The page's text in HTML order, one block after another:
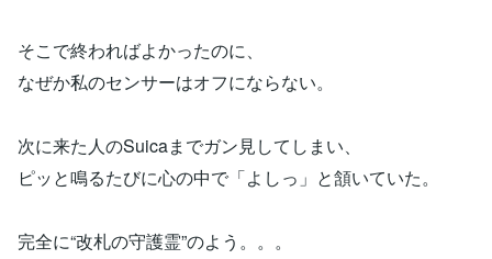
そこで終わればよかったのに、
なぜか私のセンサーはオフにならない。
次に来た人のSuicaまでガン見してしまい、
ピッと鳴るたびに心の中で「よしっ」と頷いていた。
完全に“改札の守護霊”のよう。。。